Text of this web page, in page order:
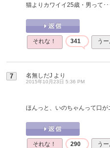
猫よりカワイイ25歳・男って･
それな！ 341 う
7 名無しだJ より
2015年10月23日 5:36 PM
ほんっと、いのちゃんって口が
それな！ 290 う